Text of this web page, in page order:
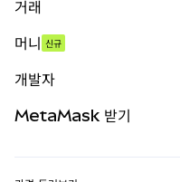
거래
무기한 선물
실물자산
머니 신규
개발자
MetaMask 받기